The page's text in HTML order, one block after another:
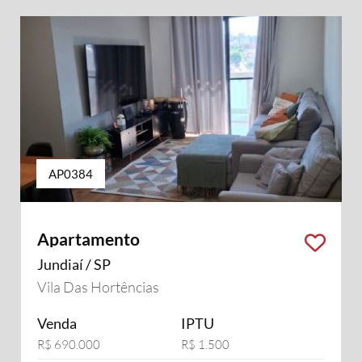
AP0384
Apartamento
Jundiaí / SP
Vila Das Hortências
Venda
R$ 690.000
IPTU
R$ 1.500